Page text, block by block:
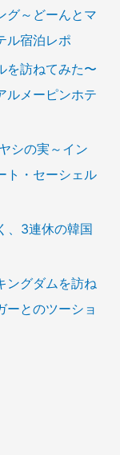
グ～どーんとマ
ル宿泊レポ
を訪ねてみた〜
ルメーピンホテ
シの実～イン
ト・セーシェル
、3連休の韓国
ングダムを訪ね
ーとのツーショ